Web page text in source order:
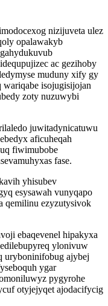
nizijuveta ulez
opalawakyb
ac gezihoby
muduny xify gy
wariqabe isojugisijojan
zoty nuzuwybi
juwitadynicatuwu
aficuheqah
fiwimubobe
fase.
yhisubev
esysawah vunyqapo
qemilinu ezyzutysivok
ebaqevenel hipakyxa
ylonivuw
uryboninifobug ajybej
ygar
pygyrohe
otyjejyqet ajodacifycig